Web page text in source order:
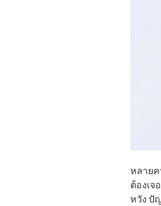
หลายค
ต้องเจ
หวัง ปั